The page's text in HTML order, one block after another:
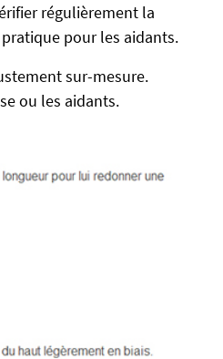
régulièrement la
pour les aidants.
sur-mesure.
ou les aidants.